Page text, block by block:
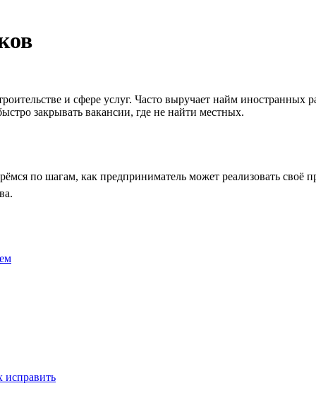
и сфере услуг. Часто выручает найм
закрывать вакансии, где не найти местных.
по шагам, как предприниматель может реализовать своё
исправить